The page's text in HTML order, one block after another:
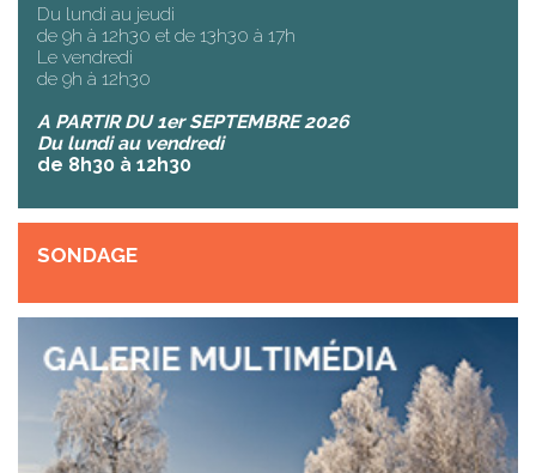
Du lundi au jeudi
de 9h à 12h30 et de 13h30 à 17h
Le vendredi
de 9h à 12h30
A PARTIR DU 1er SEPTEMBRE 2026
Du lundi au vendredi
de 8h30 à 12h30
SONDAGE